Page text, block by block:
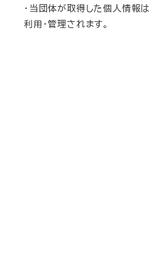
・当団体が取得した個人情報は
利用・管理されます。